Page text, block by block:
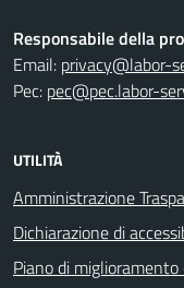
Responsabile della
Email: privacy@labor-
Pec: pec@pec.labor-
UTILITÀ
Amministrazione
Dichiarazione di
Piano di